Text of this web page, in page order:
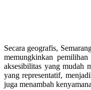
Secara geografis,
memungkinkan
aksesibilitas yang mudah
yang representatif,
juga menambah